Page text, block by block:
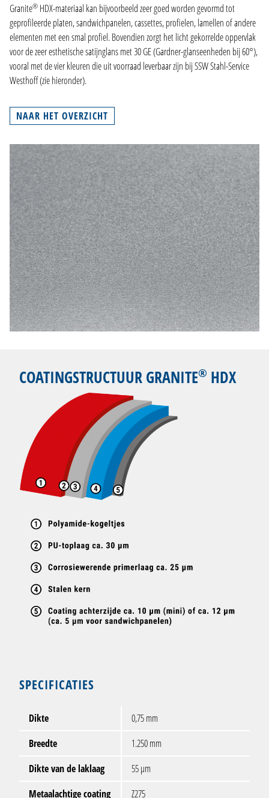
Granite® HDX-materiaal kan bijvoorbeeld zeer goed worden gevormd tot
geprofileerde platen, sandwichpanelen, cassettes, profielen, lamellen of andere
elementen met een smal profiel. Bovendien zorgt het licht gekorrelde oppervlak
voor de zeer esthetische satijnglans met 30 GE (Gardner-glanseenheden bij 60°),
vooral met de vier kleuren die uit voorraad leverbaar zijn bij SSW Stahl-Service
Westhoff (zie hieronder).
NAAR HET OVERZICHT
COATINGSTRUCTUUR GRANITE® HDX
SPECIFICATIES
Dikte
0,75 mm
Breedte
1.250 mm
Dikte van de laklaag
55 µm
Metaalachtige coating
Z275